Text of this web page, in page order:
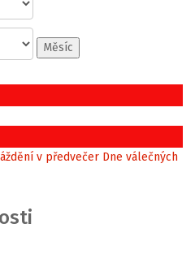
Měsíc
v předvečer Dne válečných